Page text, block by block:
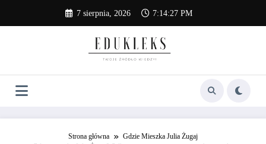
content
7 sierpnia, 2026 7:14:28 PM
Strona główna
Gdzie Mieszka Julia Żugaj